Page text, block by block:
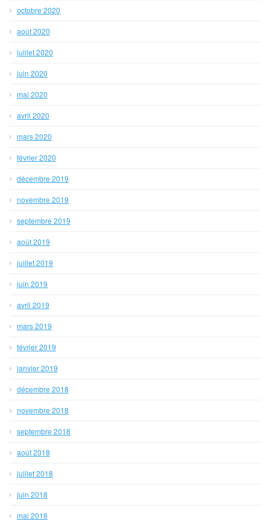
octobre 2020
août 2020
juillet 2020
juin 2020
mai 2020
avril 2020
mars 2020
février 2020
décembre 2019
novembre 2019
septembre 2019
août 2019
juillet 2019
juin 2019
avril 2019
mars 2019
février 2019
janvier 2019
décembre 2018
novembre 2018
septembre 2018
août 2018
juillet 2018
juin 2018
mai 2018